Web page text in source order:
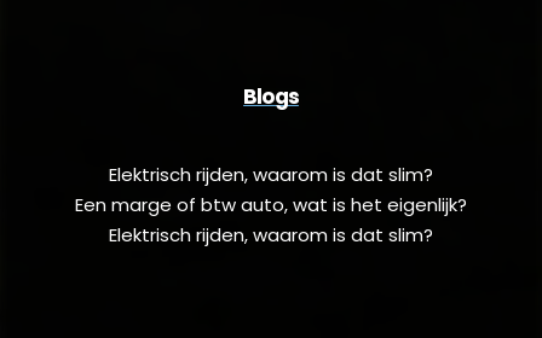
Blogs
Elektrisch rijden, waarom is dat slim?
Een marge of btw auto, wat is het eigenlijk?
Elektrisch rijden, waarom is dat slim?